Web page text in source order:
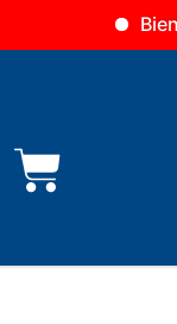
Bienvenue sur